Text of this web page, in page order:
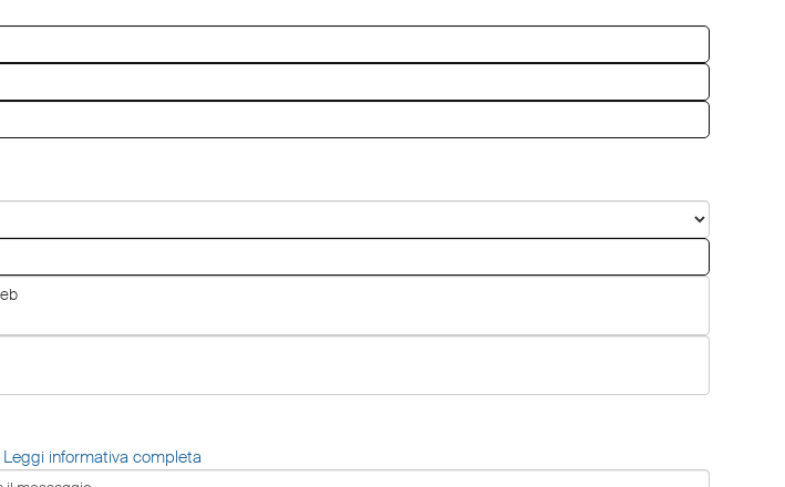
Leggi informativa completa